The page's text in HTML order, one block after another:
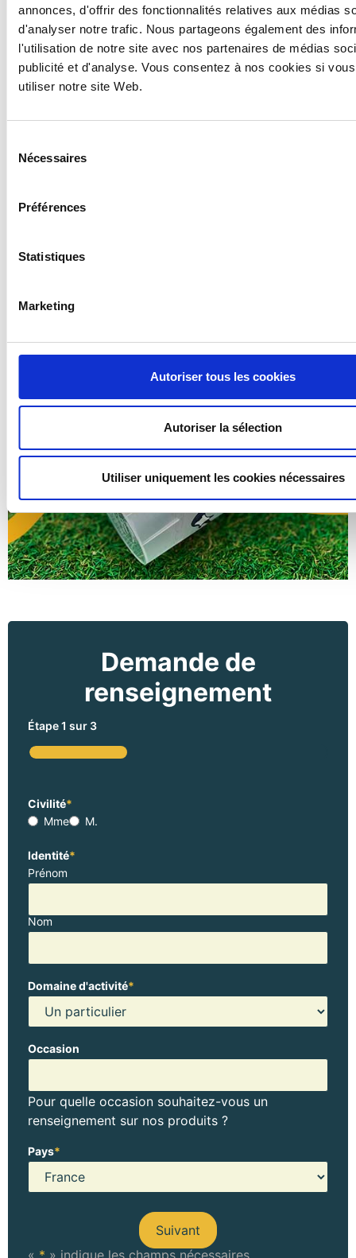
annonces, d'offrir des fonctionnalités relatives aux médias
d'analyser notre trafic. Nous partageons également des
l'utilisation de notre site avec nos partenaires de médias
publicité et d'analyse. Vous consentez à nos cookies si
utiliser notre site Web.
Nécessaires
Préférences
Statistiques
Marketing
Autoriser tous les cookies
Autoriser la sélection
Utiliser uniquement les cookies nécessaires
digitale, chacune de nos techniques offre un rendu
haute qualité qui résiste aux lavages répétés et aux
usages intensifs. Unepersonnalisationà partir du logo
del’établissementou de créations des élèvesrenforce
l’esprit de communauté et aide à développer des
décoration de l’événement à part entière. Ils sont
Demande de
renseignement
« * » indique les champs nécessaires
Étape1 sur 3
Civilité*
Mme
M.
Identité*
Prénom
Nom
Domaine d'activité*
Occasion
Pour quelle occasion souhaitez-vous un
renseignement sur nos produits ?
Pays*